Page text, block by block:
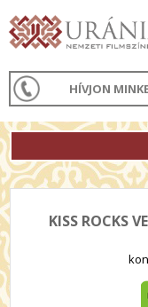
HÍVJON
KISS ROCKS